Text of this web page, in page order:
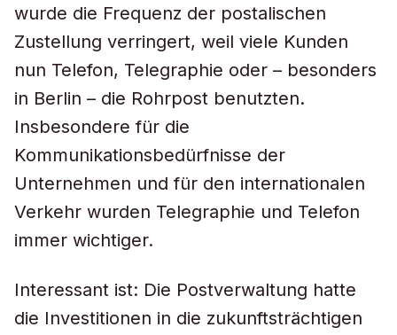
wurde die Frequenz der postalischen
Zustellung verringert, weil viele Kunden
nun Telefon, Telegraphie oder – besonders
in Berlin – die Rohrpost benutzten.
Insbesondere für die
Kommunikationsbedürfnisse der
Unternehmen und für den internationalen
Verkehr wurden Telegraphie und Telefon
immer wichtiger.
Interessant ist: Die Postverwaltung hatte
die Investitionen in die zukunftsträchtigen